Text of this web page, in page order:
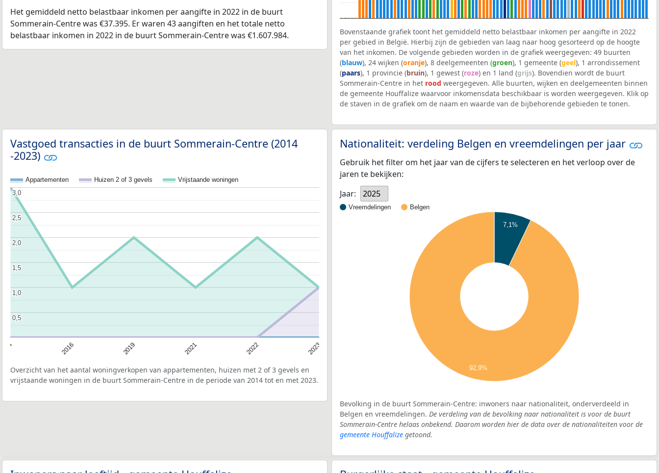
Het gemiddeld netto belastbaar inkomen per aangifte in 2022 in de buurt
Sommerain-Centre was €37.395. Er waren 43 aangiften en het totale netto
belastbaar inkomen in 2022 in de buurt Sommerain-Centre was €1.607.984.
Bovenstaande grafiek toont het gemiddeld netto belastbaar inkomen per aangifte in 2022
per gebied in België. Hierbij zijn de gebieden van laag naar hoog gesorteerd op de hoogte
van het inkomen. De volgende gebieden worden in de grafiek weergegeven: 49 buurten
(blauw), 24 wijken (oranje), 8 deelgemeenten (groen), 1 gemeente (geel), 1 arrondissement
(paars), 1 provincie (bruin), 1 gewest (roze) en 1 land (grijs). Bovendien wordt de buurt
Sommerain-Centre in het rood weergegeven. Alle buurten, wijken en deelgemeenten binnen
de gemeente Houffalize waarvoor inkomensdata beschikbaar is worden weergegeven. Klik op
de staven in de grafiek om de naam en waarde van de bijbehorende gebieden te tonen.
Vastgoed transacties in de buurt Sommerain-Centre (2014
-2023)
Appartementen Huizen 2 of 3 gevels Vrijstaande woningen
2016 2019 2021 2022 2023
0,5
0,5
1,0
1,0
1,5
1,5
2,0
2,0
2,5
2,5
3,0
3,0
Overzicht van het aantal woningverkopen van appartementen, huizen met 2 of 3 gevels en
vrijstaande woningen in de buurt Sommerain-Centre in de periode van 2014 tot en met 2023.
Nationaliteit: verdeling Belgen en vreemdelingen per jaar
Gebruik het filter om het jaar van de cijfers te selecteren en het verloop over de
jaren te bekijken:
Jaar:
2025
Vreemdelingen Belgen
7,1%
92,9%
Bevolking in de buurt Sommerain-Centre: inwoners naar nationaliteit, onderverdeeld in
Belgen en vreemdelingen. De verdeling van de bevolking naar nationaliteit is voor de buurt
Sommerain-Centre helaas onbekend. Daarom worden hier de data over de nationaliteiten voor de
gemeente Houffalize getoond.